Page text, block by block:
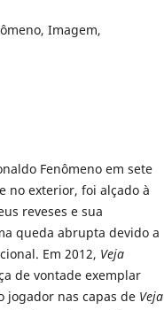
Imagem,
Fenômeno em sete
no exterior, foi alçado à
reveses e sua
queda abrupta devido a
Em 2012, Veja
de vontade exemplar
jogador nas capas de Veja